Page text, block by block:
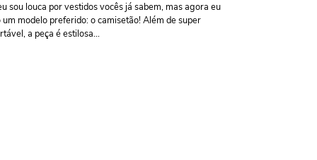
sou louca por vestidos vocês já sabem, mas agora eu
um modelo preferido: o camisetão! Além de super
a peça é estilosa...